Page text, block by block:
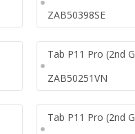
ZAB50398SE
Tab P11 Pro (2nd
ZAB50251VN
Tab P11 Pro (2nd